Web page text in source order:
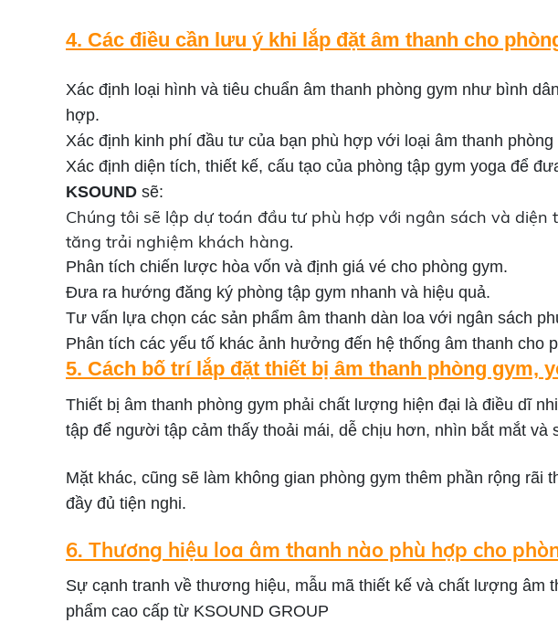
4. Các điều cần lưu ý khi lắp đặt âm thanh cho
Xác định loại hình và tiêu chuẩn âm thanh phòng gym như bình
hợp.
Xác định kinh phí đầu tư của bạn phù hợp với loại âm thanh
Xác định diện tích, thiết kế, cấu tạo của phòng tập gym yoga để
KSOUND sẽ:
Chúng tôi sẽ lập dự toán đầu tư phù hợp với ngân sách và
tăng trải nghiệm khách hàng.
Phân tích chiến lược hòa vốn và định giá vé cho phòng gym.
Đưa ra hướng đăng ký phòng tập gym nhanh và hiệu quả.
Tư vấn lựa chọn các sản phẩm âm thanh dàn loa với ngân sách
Phân tích các yếu tố khác ảnh hưởng đến hệ thống âm thanh cho
5. Cách bố trí lắp đặt thiết bị âm thanh phòng gym,
Thiết bị âm thanh phòng gym phải chất lượng hiện đại là điều dĩ
tập để người tập cảm thấy thoải mái, dễ chịu hơn, nhìn bắt mắt và
Mặt khác, cũng sẽ làm không gian phòng gym thêm phần rộng
đầy đủ tiện nghi.
6. Thương hiệu loa âm thanh nào phù hợp cho
Sự cạnh tranh về thương hiệu, mẫu mã thiết kế và chất lượng âm
phẩm cao cấp từ KSOUND GROUP